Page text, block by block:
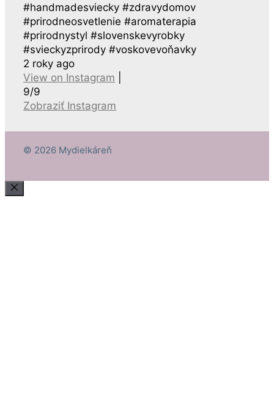
#handmadesviecky #zdravydomov
#prirodneosvetlenie #aromaterapia
#prirodnystyl #slovenskevyrobky
#svieckyzprirody #voskovevoňavky
2 roky ago
View on Instagram
9/9
Zobraziť Instagram
© 2026 Mydielkáreň
Close